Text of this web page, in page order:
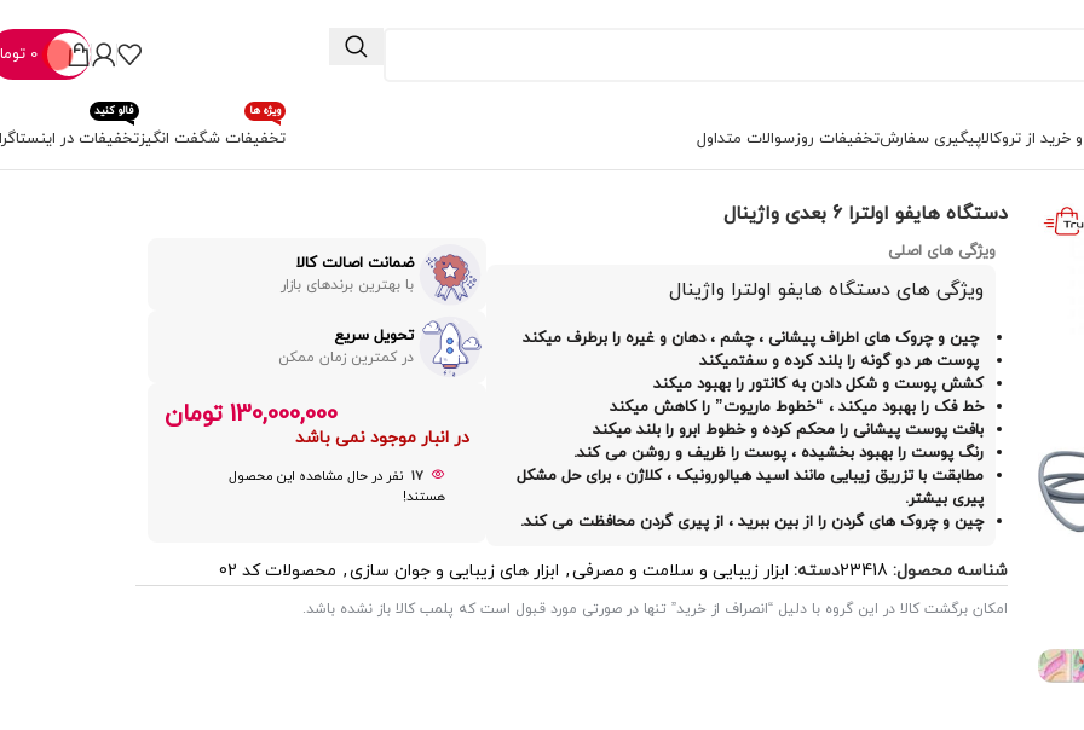
0
از تروکالاپیگیری سفارشتخفیفات روزسوالات متداول تخفیفات شگفت انگیز
ویژه ها
تخفیفات در
فالو کنید
دستگاه هایفو اولترا 6 بعدی واژینال
ویژگی های اصلی
ویژگی های دستگاه هایفو اولترا واژینال
چین و چروک های اطراف پیشانی ، چشم ، دهان و غیره را برطرف میکند
پوست هر دو گونه را بلند کرده و سفتمیکند
کشش پوست و شکل دادن به کانتور را بهبود میکند
خط فک را بهبود میکند ، “خطوط ماریوت” را کاهش میکند
بافت پوست پیشانی را محکم کرده و خطوط ابرو را بلند میکند
رنگ پوست را بهبود بخشیده ، پوست را ظریف و روشن می کند.
مطابقت با تزریق زیبایی مانند اسید هیالورونیک ، کلاژن ، برای حل مشکل
پیری بیشتر.
چین و چروک های گردن را از بین ببرید ، از پیری گردن محافظت می کند.
ضمانت اصالت کالا
با بهترین برندهای بازار
تحویل سریع
در کمترین زمان ممکن
130,000,000 تومان
در انبار موجود نمی باشد
17 نفر در حال مشاهده این محصول
هستند!
شناسه محصول: 23418دسته: ابزار زیبایی و سلامت و مصرفی, ابزار های زیبایی و جوان سازی, محصولات کد 02
امکان برگشت کالا در این گروه با دلیل “انصراف از خرید” تنها در صورتی مورد قبول است که پلمب کالا باز نشده باشد.